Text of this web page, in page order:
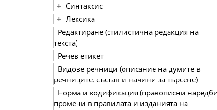
Синтаксис
Лексика
Редактиране (стилистична редакция на
текста)
Речев етикет
Видове речници (описание на думите в
речниците, състав и начини за търсене)
Норма и кодификация (правописни
промени в правилата и изданията на